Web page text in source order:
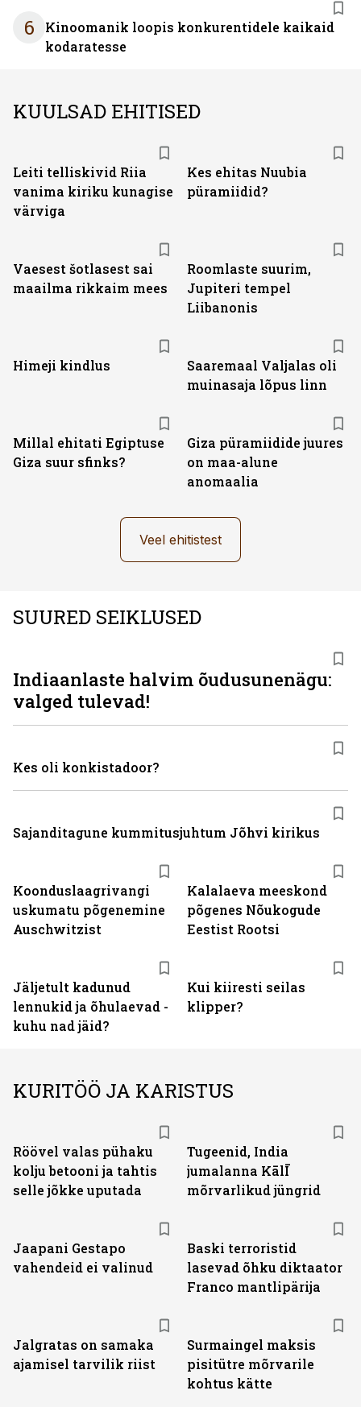
6
Kinoomanik loopis konkurentidele kaikaid
kodaratesse
KUULSAD EHITISED
Leiti telliskivid Riia
vanima kiriku kunagise
värviga
Kes ehitas Nuubia
püramiidid?
Vaesest šotlasest sai
maailma rikkaim mees
Roomlaste suurim,
Jupiteri tempel
Liibanonis
Himeji kindlus
Saaremaal Valjalas oli
muinasaja lõpus linn
Millal ehitati Egiptuse
Giza suur sfinks?
Giza püramiidide juures
on maa-alune
anomaalia
Veel ehitistest
SUURED SEIKLUSED
Koonduslaagrivangi
uskumatu põgenemine
Auschwitzist
Kalalaeva meeskond
põgenes Nõukogude
Eestist Rootsi
Jäljetult kadunud
lennukid ja õhulaevad -
kuhu nad jäid?
Kui kiiresti seilas
klipper?
Indiaanlaste halvim õudusunenägu:
valged tulevad!
Kes oli konkistadoor?
Sajanditagune kummitusjuhtum Jõhvi kirikus
KURITÖÖ JA KARISTUS
Röövel valas pühaku
kolju betooni ja tahtis
selle jõkke uputada
Tugeenid, India
jumalanna KālĪ
mõrvarlikud jüngrid
Jaapani Gestapo
vahendeid ei valinud
Baski terroristid
lasevad õhku diktaator
Franco mantlipärija
Jalgratas on samaka
ajamisel tarvilik riist
Surmaingel maksis
pisitütre mõrvarile
kohtus kätte